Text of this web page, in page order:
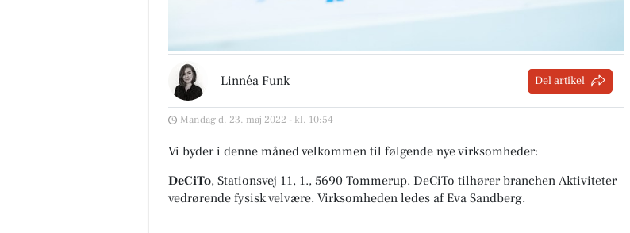
Linnéa Funk Del artikel
Mandag d. 23. maj 2022 - kl. 10:54
Vi byder i denne måned velkommen til følgende nye virksomheder:
DeCiTo, Stationsvej 11, 1., 5690 Tommerup. DeCiTo tilhører branchen Aktiviteter
vedrørende fysisk velvære. Virksomheden ledes af Eva Sandberg.